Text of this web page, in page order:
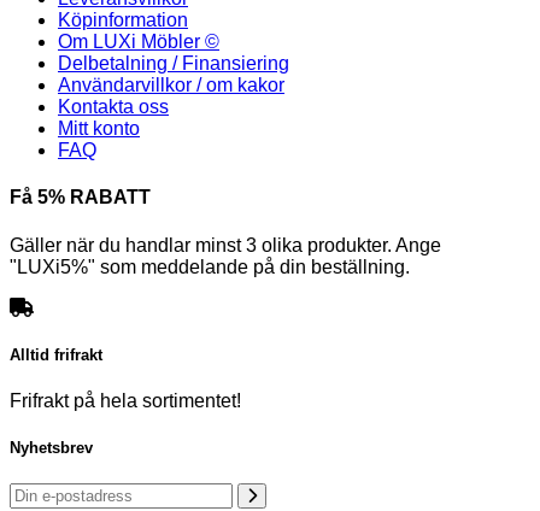
Köpinformation
Om LUXi Möbler ©
Delbetalning / Finansiering
Användarvillkor / om kakor
Kontakta oss
Mitt konto
FAQ
Få 5% RABATT
Gäller när du handlar minst 3 olika produkter. Ange
"LUXi5%" som meddelande på din beställning.
Alltid frifrakt
Frifrakt på hela sortimentet!
Nyhetsbrev